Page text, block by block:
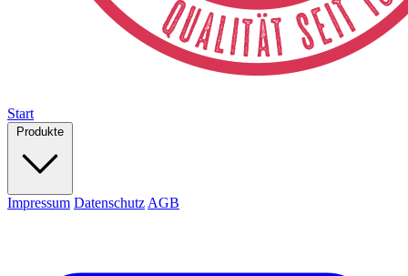
Start
Produkte
Impressum Datenschutz AGB